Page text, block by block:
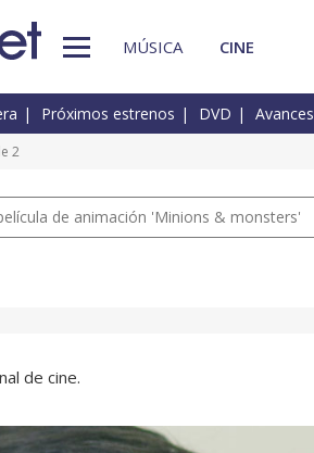
MÚSICA CINE
Próximos estrenos DVD Avances
2
de animación 'Minions & monsters'
de cine.